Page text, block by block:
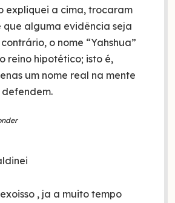
expliquei a cima, trocaram
que alguma evidência seja
o nome “Yahshua”
reino hipotético; isto é,
um nome real na mente
, ja a muito tempo